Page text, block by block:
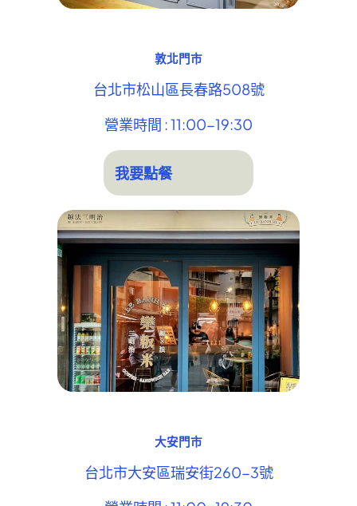
敦北門市
台北市松山區長春路508號
營業時間 : 11:00-19:30
我要點餐
大安門市
台北市大安區瑞安街260-3號